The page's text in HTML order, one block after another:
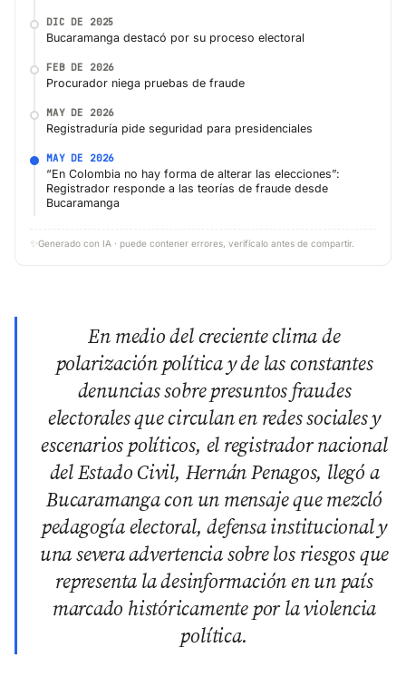
DIC DE 2025
Bucaramanga destacó por su proceso electoral
FEB DE 2026
Procurador niega pruebas de fraude
MAY DE 2026
Registraduría pide seguridad para presidenciales
MAY DE 2026
“En Colombia no hay forma de alterar las elecciones”:
Registrador responde a las teorías de fraude desde
Bucaramanga
✨ Generado con IA · puede contener errores, verifícalo antes de compartir.
En medio del creciente clima de
polarización política y de las constantes
denuncias sobre presuntos fraudes
electorales que circulan en redes sociales y
escenarios políticos, el registrador nacional
del Estado Civil, Hernán Penagos, llegó a
Bucaramanga con un mensaje que mezcló
pedagogía electoral, defensa institucional y
una severa advertencia sobre los riesgos que
representa la desinformación en un país
marcado históricamente por la violencia
política.